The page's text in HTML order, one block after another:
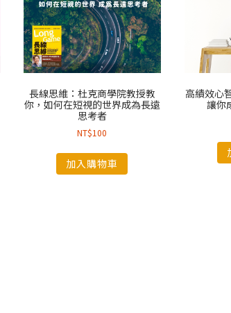
長線思維：杜克商學院教授教
你，如何在短視的世界成為長遠
思考者
NT$100
加入購物車
高績效心
讓你